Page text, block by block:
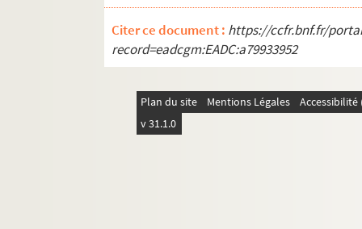
Citer ce document : https://ccfr.bnf.fr/
record=eadcgm:EADC:a79933952
Plan du site Mentions Légales
v 31.1.0